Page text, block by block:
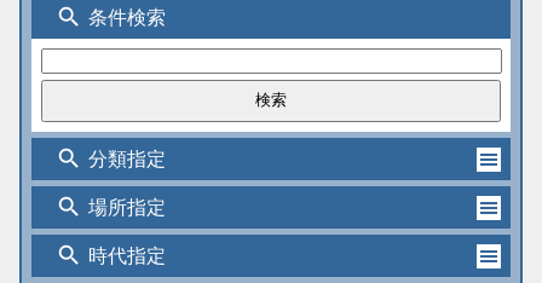
search 条件検索
search 分類指定
search 場所指定
search 時代指定